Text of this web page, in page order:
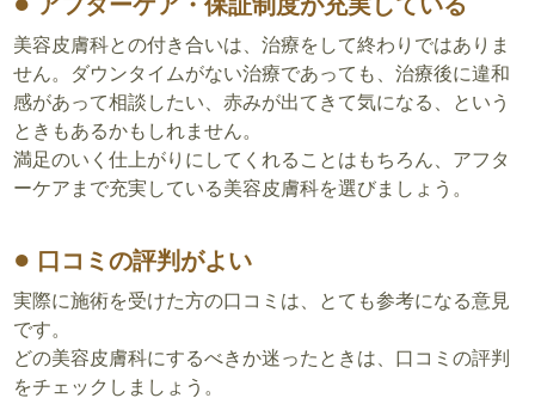
美容皮膚科との付き合いは、治療をして終わりではありま
せん。ダウンタイムがない治療であっても、治療後に違和
感があって相談したい、赤みが出てきて気になる、という
ときもあるかもしれません。
満足のいく仕上がりにしてくれることはもちろん、アフタ
ーケアまで充実している美容皮膚科を選びましょう。
口コミの評判がよい
実際に施術を受けた方の口コミは、とても参考になる意見
です。
どの美容皮膚科にするべきか迷ったときは、口コミの評判
をチェックしましょう。